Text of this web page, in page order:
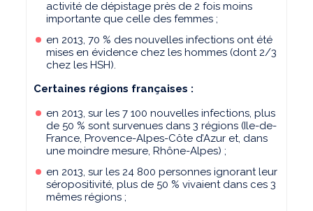
activité de dépistage près de 2 fois moins
importante que celle des femmes ;
en 2013, 70 % des nouvelles infections ont été
mises en évidence chez les hommes (dont 2/3
chez les HSH).
Certaines régions françaises :
en 2013, sur les 7 100 nouvelles infections, plus
de 50 % sont survenues dans 3 régions (Ile-de-
France, Provence-Alpes-Côte d’Azur et, dans
une moindre mesure, Rhône-Alpes) ;
en 2013, sur les 24 800 personnes ignorant leur
séropositivité, plus de 50 % vivaient dans ces 3
mêmes régions ;